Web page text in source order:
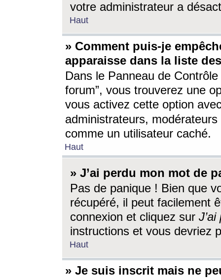
votre administrateur a
Haut
» Comment puis-je
apparaisse dans la liste
Dans le Panneau de
forum”, vous trouverez une
vous activez cette option
administrateurs,
comme un utilisateur caché.
Haut
» J’ai perdu mon mot de
Pas de panique ! Bien que
récupéré, il peut facilement
connexion et cliquez sur
instructions et vous devriez
Haut
» Je suis inscrit mais ne